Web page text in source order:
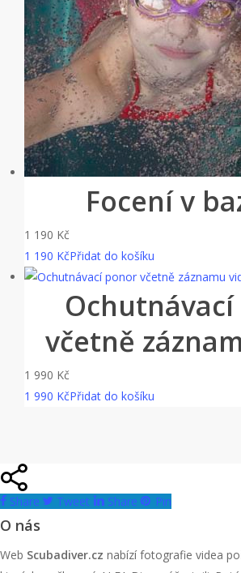
Focení v
1 190 Kč
1 190 KčPřidat do košíku
včetně
1 990 Kč
1 990 KčPřidat do košíku
Share Tweet Share Pin
O nás
Web Scubadiver.cz nabízí fotografie videa